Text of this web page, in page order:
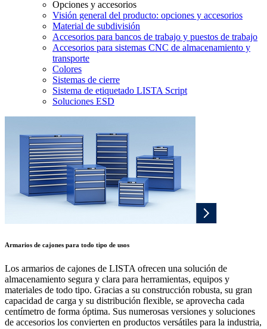
Opciones y accesorios
Visión general del producto: opciones y accesorios
Material de subdivisión
Accesorios para bancos de trabajo y puestos de trabajo
Accesorios para sistemas CNC de almacenamiento y
transporte
Colores
Sistemas de cierre
Sistema de etiquetado LISTA Script
Soluciones ESD
Armarios de cajones para todo tipo de usos
Los armarios de cajones de LISTA ofrecen una solución de
almacenamiento segura y clara para herramientas, equipos y
materiales de todo tipo. Gracias a su construcción robusta, su gran
capacidad de carga y su distribución flexible, se aprovecha cada
centímetro de forma óptima. Sus numerosas versiones y soluciones
de accesorios los convierten en productos versátiles para la industria,